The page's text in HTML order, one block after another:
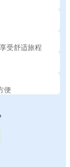
受舒适旅程
便